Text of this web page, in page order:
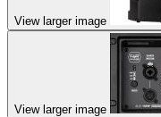
View larger image
View larger image